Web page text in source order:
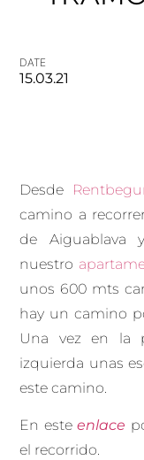
DATE
15.03.21
Desde
camino a
de Aiguablava
nuestro
unos 600 mts
hay un camino
Una vez en la
izquierda unas
este camino.
En esteenlace
el recorrido.